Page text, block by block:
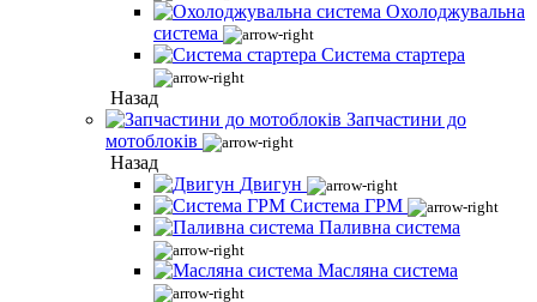
Охолоджувальна
система
Система стартера
Назад
Запчастини до
мотоблоків
Назад
Двигун
Система ГРМ
Паливна система
Масляна система